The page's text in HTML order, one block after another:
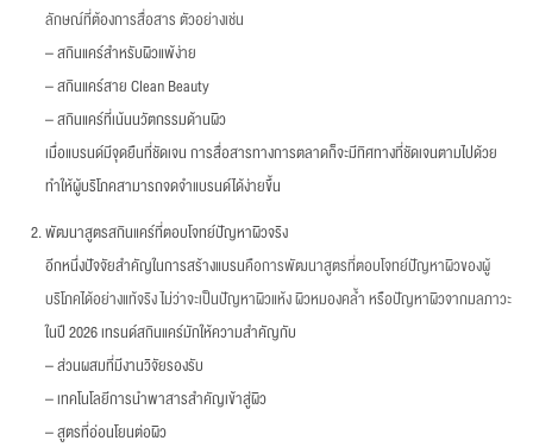
ลักษณ์ที่ต้องการสื่อสาร ตัวอย่างเช่น
– สกินแคร์สำหรับผิวแพ้ง่าย
– สกินแคร์สาย Clean Beauty
– สกินแคร์ที่เน้นนวัตกรรมด้านผิว
เมื่อแบรนด์มีจุดยืนที่ชัดเจน การสื่อสารทางการตลาดก็จะมีทิศทางที่ชัดเจนตามไปด้วย
ทำให้ผู้บริโภคสามารถจดจำแบรนด์ได้ง่ายขึ้น
พัฒนาสูตรสกินแคร์ที่ตอบโจทย์ปัญหาผิวจริง
อีกหนึ่งปัจจัยสำคัญในการสร้างแบรนคือการพัฒนาสูตรที่ตอบโจทย์ปัญหาผิวของผู้
บริโภคได้อย่างแท้จริง ไม่ว่าจะเป็นปัญหาผิวแห้ง ผิวหมองคล้ำ หรือปัญหาผิวจากมลภาวะ
ในปี 2026 เทรนด์สกินแคร์มักให้ความสำคัญกับ
– ส่วนผสมที่มีงานวิจัยรองรับ
– เทคโนโลยีการนำพาสารสำคัญเข้าสู่ผิว
– สูตรที่อ่อนโยนต่อผิว